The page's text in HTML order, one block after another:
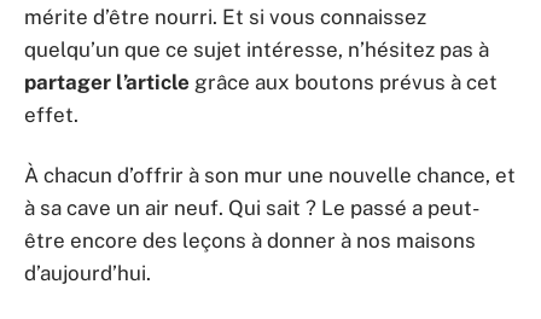
mérite d’être nourri. Et si vous connaissez
quelqu’un que ce sujet intéresse, n’hésitez pas à
partager l’article grâce aux boutons prévus à cet
effet.
À chacun d’offrir à son mur une nouvelle chance, et
à sa cave un air neuf. Qui sait ? Le passé a peut-
être encore des leçons à donner à nos maisons
d’aujourd’hui.